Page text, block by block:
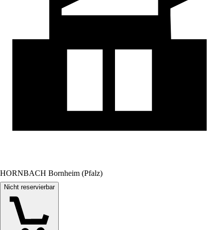
HORNBACH Bornheim (Pfalz)
Nicht reservierbar